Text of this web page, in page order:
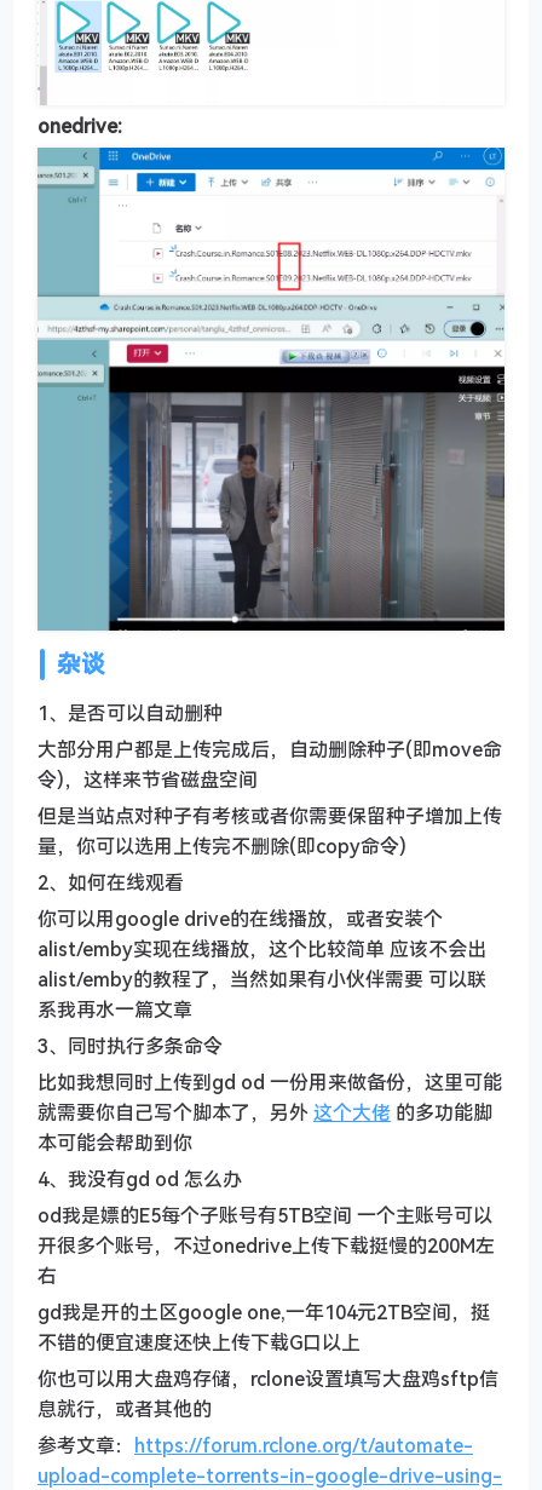
onedrive:
杂谈
1、是否可以自动删种
大部分用户都是上传完成后，自动删除种子(即move命
令)，这样来节省磁盘空间
但是当站点对种子有考核或者你需要保留种子增加上传
量，你可以选用上传完不删除(即copy命令)
2、如何在线观看
你可以用google drive的在线播放，或者安装个
alist/emby实现在线播放，这个比较简单 应该不会出
alist/emby的教程了，当然如果有小伙伴需要 可以联
系我再水一篇文章
3、同时执行多条命令
比如我想同时上传到gd od 一份用来做备份，这里可能
就需要你自己写个脚本了，另外这个大佬 的多功能脚
本可能会帮助到你
4、我没有gd od 怎么办
od我是嫖的E5每个子账号有5TB空间 一个主账号可以
开很多个账号，不过onedrive上传下载挺慢的200M左
右
gd我是开的土区google one,一年104元2TB空间，挺
不错的便宜速度还快上传下载G口以上
你也可以用大盘鸡存储，rclone设置填写大盘鸡sftp信
息就行，或者其他的
参考文章： https://forum.rclone.org/t/automate-
upload-complete-torrents-in-google-drive-using-